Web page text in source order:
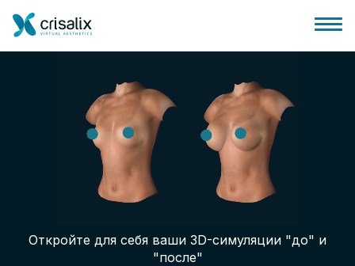
Главная хирурга
Бизнес Платформа
Планы
Откройте для себя ваши 3D-симуляции "до" и
"после"